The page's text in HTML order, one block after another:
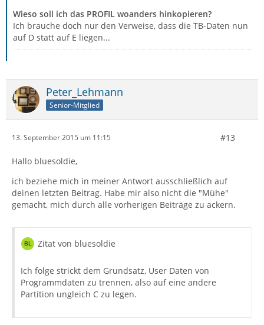
Wieso soll ich das PROFIL woanders hinkopieren?
Ich brauche doch nur den Verweise, dass die TB-Daten nun
auf D statt auf E liegen...
Peter_Lehmann
Senior-Mitglied
13. September 2015 um 11:15 #13
Hallo bluesoldie,
ich beziehe mich in meiner Antwort ausschließlich auf
deinen letzten Beitrag. Habe mir also nicht die "Mühe"
gemacht, mich durch alle vorherigen Beiträge zu ackern.
Zitat von bluesoldie
Ich folge strickt dem Grundsatz, User Daten von
Programmdaten zu trennen, also auf eine andere
Partition ungleich C zu legen.